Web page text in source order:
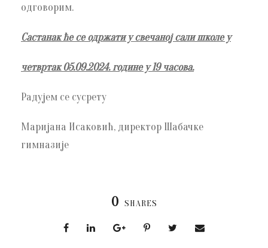
одговорим.
Састанак ће се одржати у свечаној сали школе у
четвртак 05.09.2024. године у 19 часова.
Радујем се сусрету
Маријана Исаковић, директор Шабачке
гимназије
0 SHARES